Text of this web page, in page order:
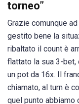
torneo”
Grazie comunque
gestito bene la
ribaltato il count è
flattato la sua 3-
un pot da 16x. Il
chiamato, al turn è
quel punto abbiamo